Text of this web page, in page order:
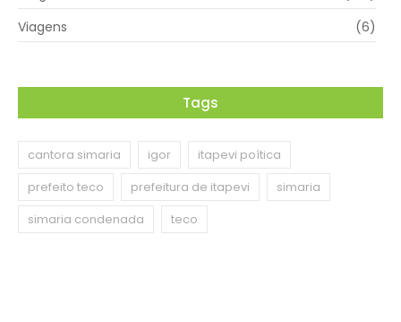
Viagens
(6)
Tags
cantora simaria igor
itapevi poítica
prefeito teco
prefeitura de itapevi
simaria
simaria condenada
teco